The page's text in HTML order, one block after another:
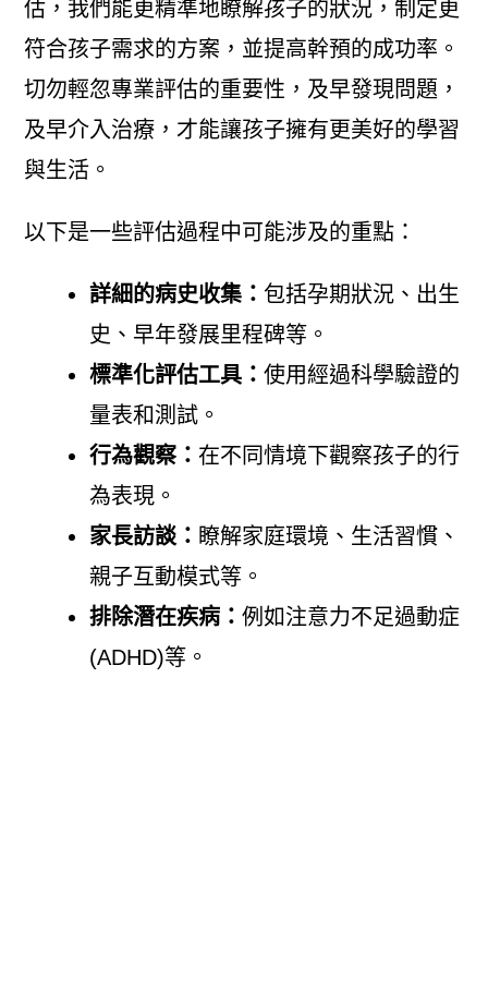
估，我們能更精準地瞭解孩子的狀況，制定更
符合孩子需求的方案，並提高幹預的成功率。
切勿輕忽專業評估的重要性，及早發現問題，
及早介入治療，才能讓孩子擁有更美好的學習
與生活。
以下是一些評估過程中可能涉及的重點：
詳細的病史收集： 包括孕期狀況、出生
史、早年發展里程碑等。
標準化評估工具： 使用經過科學驗證的
量表和測試。
行為觀察： 在不同情境下觀察孩子的行
為表現。
家長訪談： 瞭解家庭環境、生活習慣、
親子互動模式等。
排除潛在疾病： 例如注意力不足過動症
(ADHD)等。